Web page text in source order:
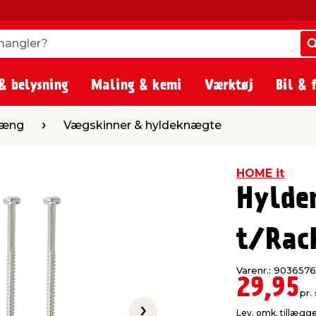
belysning Maling & kemi Værktøj Bil &
& hyldeknægte
Vægskinner & hyldeknægte
HOME it
t/
Varenr.: 9036576
29,95pr.
Lev. omk.